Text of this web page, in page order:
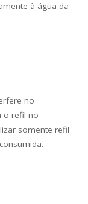
à água da
no
o refil no
somente refil